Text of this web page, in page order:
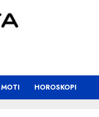
MOTI HOROSKOPI